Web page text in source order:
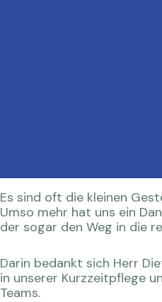
Es sind oft die kleinen
Umso mehr hat uns ein
der sogar den Weg in die
Darin bedankt sich Herr
in unserer Kurzzeitpflege
Teams.